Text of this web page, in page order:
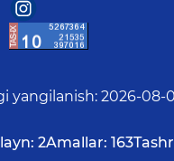
yangilanish: 2026-08-
2Amallar: 163